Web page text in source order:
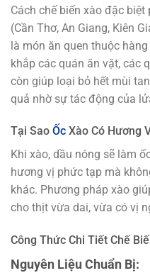
Cách chế biến xào đặc
(Cần Thơ, An Giang, Kiên
là món ăn quen thuộc
khắp các quán ăn vặt, các
còn giúp loại bỏ hết mùi
quả nhờ sự tác động của
Tại Sao Ốc Xào Có Hương
Khi xào, dầu nóng sẽ làm
hương vị phức tạp mà
khác. Phương pháp xào
cho thịt vừa dai, vừa có vị
Công Thức Chi Tiết Chế
Nguyên Liệu Chuẩn Bị: